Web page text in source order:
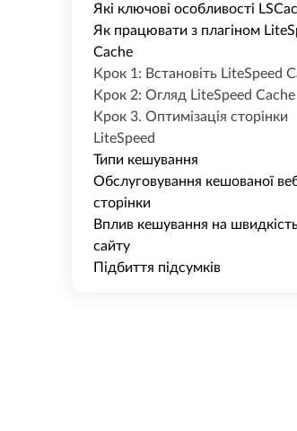
Які ключові особливості
Як працювати з плагіном
Cache
Крок 1: Встановіть LiteSpeed
Крок 2: Огляд LiteSpeed Cache
Крок 3. Оптимізація сторінки
LiteSpeed
Типи кешування
Обслуговування кешованої
сторінки
Вплив кешування на
сайту
Підбиття підсумків